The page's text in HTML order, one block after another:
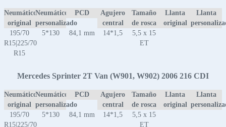
Neumático
original
Neumático
personalizado
PCD
Agujero
central
Tamaño
de rosca
Llanta
original
Llanta
195/70
R15|225/70
R15
5*130 84,1 mm 14*1,5
5,5 x 15
ET
Mercedes Sprinter 2T Van (W901, W902) 2006 216 CDI
Neumático
original
Neumático
personalizado
PCD
Agujero
central
Tamaño
de rosca
Llanta
original
Llanta
195/70
R15|225/70
5*130 84,1 mm 14*1,5
5,5 x 15
ET